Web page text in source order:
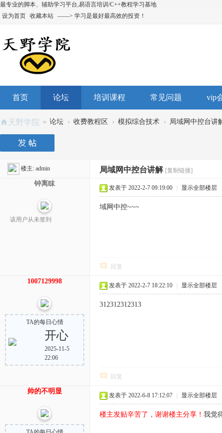
最专业的脚本、辅助学习平台,易语言培训/C++教程学习基地
设为首页 收藏本站 ——> 学习是最好最高效的投资！
首页 论坛 培训课程 常见问题 vip
天野学院 » 论坛 › 收费教程区 › 模拟综合技术 › 局域网中控台讲
楼主: admin 局域网中控台讲解 [复制链接]
钟离眜
该用户从未签到
发表于 2022-2-7 09:19:00 显示全部楼层
域网中控~~~
回复
1007129998
TA的每日心情
开心
2025-11-5
22:06
发表于 2022-2-7 18:22:10 显示全部楼层
312312312313
回复
帅的不明显
发表于 2022-6-8 17:12:07 显示全部楼层
楼主发贴辛苦了，谢谢楼主分享！ 我觉